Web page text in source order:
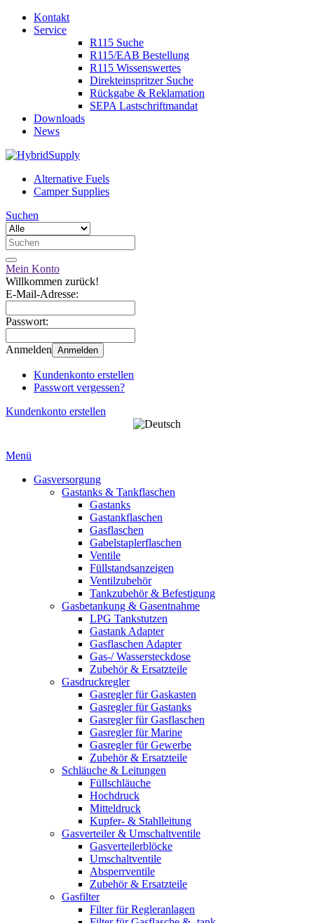
Kontakt
Service
R115 Suche
R115/EAB Bestellung
R115 Wissenswertes
Direkteinspritzer Suche
Rückgabe & Reklamation
SEPA Lastschriftmandat
Downloads
News
Alternative Fuels
Camper Supplies
Suchen
Mein Konto
Willkommen zurück!
E-Mail-Adresse:
Passwort:
Anmelden Anmelden
Kundenkonto erstellen
Passwort vergessen?
Kundenkonto erstellen
Menü
Gasversorgung
Gastanks & Tankflaschen
Gastanks
Gastankflaschen
Gasflaschen
Gabelstaplerflaschen
Ventile
Füllstandsanzeigen
Ventilzubehör
Tankzubehör & Befestigung
Gasbetankung & Gasentnahme
LPG Tankstutzen
Gastank Adapter
Gasflaschen Adapter
Gas-/ Wassersteckdose
Zubehör & Ersatzteile
Gasdruckregler
Gasregler für Gaskasten
Gasregler für Gastanks
Gasregler für Gasflaschen
Gasregler für Marine
Gasregler für Gewerbe
Zubehör & Ersatzteile
Schläuche & Leitungen
Füllschläuche
Hochdruck
Mitteldruck
Kupfer- & Stahlleitung
Gasverteiler & Umschaltventile
Gasverteilerblöcke
Umschaltventile
Absperrventile
Zubehör & Ersatzteile
Gasfilter
Filter für Regleranlagen